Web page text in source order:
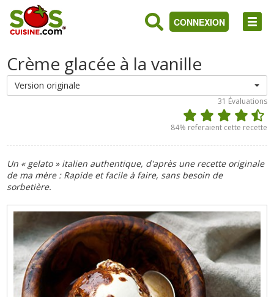
CONNEXION
Crème glacée à la vanille
Version originale
31 Évaluations
84% referaient cette recette
Un « gelato » italien authentique, d'après une recette originale
de ma mère : Rapide et facile à faire, sans besoin de
sorbetière.